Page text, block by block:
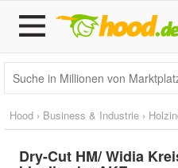
Hood › Business & Industrie ›
Dry-Cut HM/ Widia